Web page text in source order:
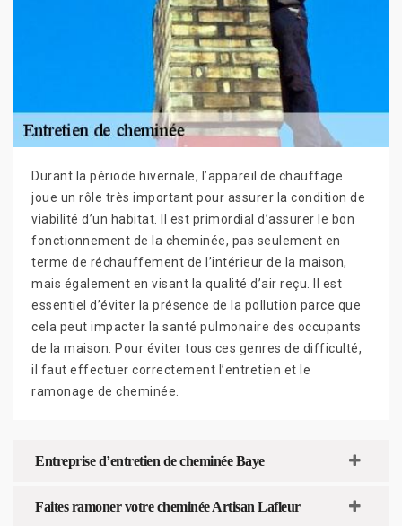
Durant la période hivernale, l’appareil de chauffage
joue un rôle très important pour assurer la condition de
viabilité d’un habitat. Il est primordial d’assurer le bon
fonctionnement de la cheminée, pas seulement en
terme de réchauffement de l’intérieur de la maison,
mais également en visant la qualité d’air reçu. Il est
essentiel d’éviter la présence de la pollution parce que
cela peut impacter la santé pulmonaire des occupants
de la maison. Pour éviter tous ces genres de difficulté,
il faut effectuer correctement l’entretien et le
ramonage de cheminée.
Entreprise d’entretien de cheminée Baye
Faites ramoner votre cheminée Artisan Lafleur